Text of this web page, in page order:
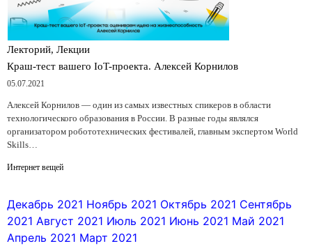
Лекторий, Лекции
Краш-тест вашего IoT-проекта. Алексей Корнилов
05.07.2021
Алексей Корнилов — один из самых известных спикеров в области
технологического образования в России. В разные годы являлся
организатором робототехнических фестивалей, главным экспертом World
Skills…
Интернет вещей
Декабрь 2021 Ноябрь 2021 Октябрь 2021 Сентябрь
2021 Август 2021 Июль 2021 Июнь 2021 Май 2021
Апрель 2021 Март 2021